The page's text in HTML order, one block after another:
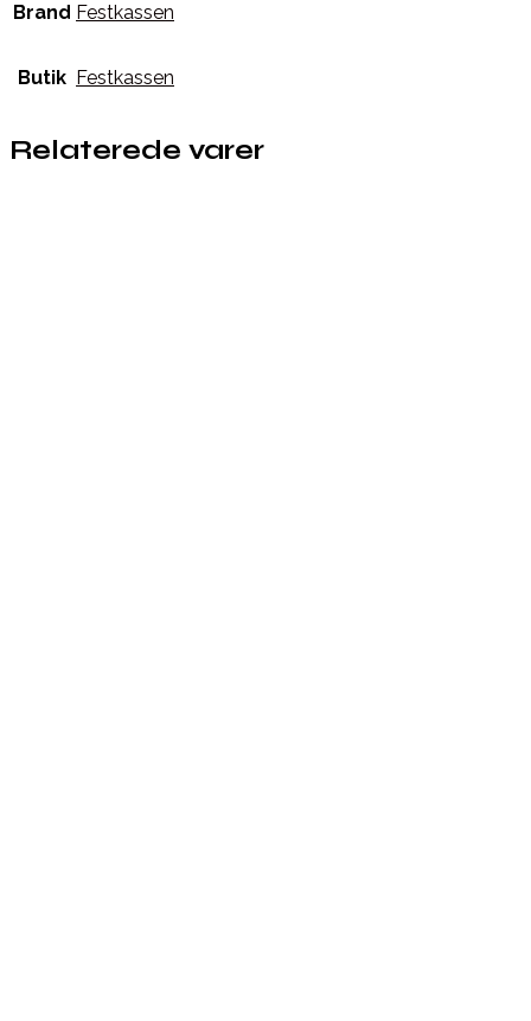
Brand Festkassen
Butik Festkassen
Relaterede varer